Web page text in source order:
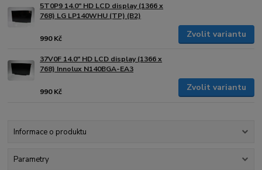
5T0P9 14.0" HD LCD display (1366 x
768) LG LP140WHU (TP) (B2)
990 Kč Zvolit variantu
37V0F 14.0" HD LCD display (1366 x
768) Innolux N140BGA-EA3
990 Kč Zvolit variantu
Informace o produktu
Parametry